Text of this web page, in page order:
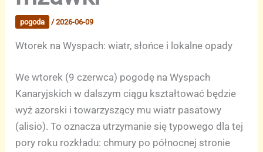
pogoda /2026-06-09
Wtorek na Wyspach: wiatr, słońce i lokalne opady
We wtorek (9 czerwca) pogodę na Wyspach
Kanaryjskich w dalszym ciągu kształtować będzie
wyż azorski i towarzyszący mu wiatr pasatowy
(alisio). To oznacza utrzymanie się typowego dla tej
pory roku rozkładu: chmury po północnej stronie